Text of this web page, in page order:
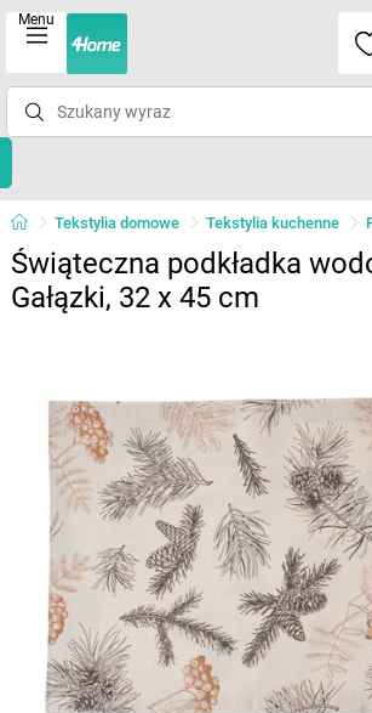
Menu
Tekstylia domowe Tekstylia kuchenne
Świąteczna podkładka
Gałązki, 32 x 45 cm